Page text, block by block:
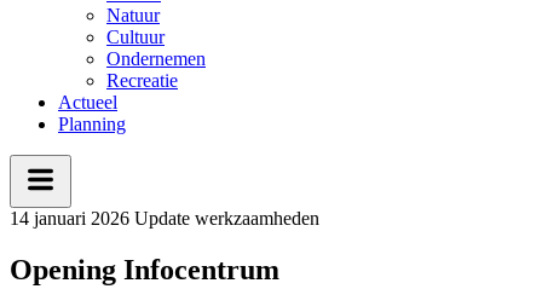
Natuur
Cultuur
Ondernemen
Recreatie
Actueel
Planning
14 januari 2026 Update werkzaamheden
Opening Infocentrum